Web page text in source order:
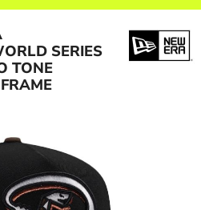
SERIES
TONE